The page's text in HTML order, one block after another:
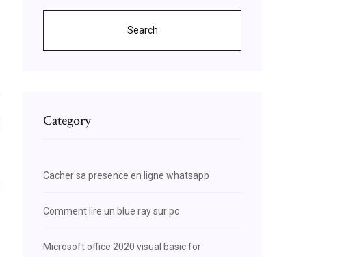
Search
Category
Cacher sa presence en ligne whatsapp
Comment lire un blue ray sur pc
Microsoft office 2020 visual basic for